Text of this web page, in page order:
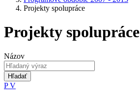
Projekty spolupráce
Projekty spolupráce
Názov
Hľadať
PV